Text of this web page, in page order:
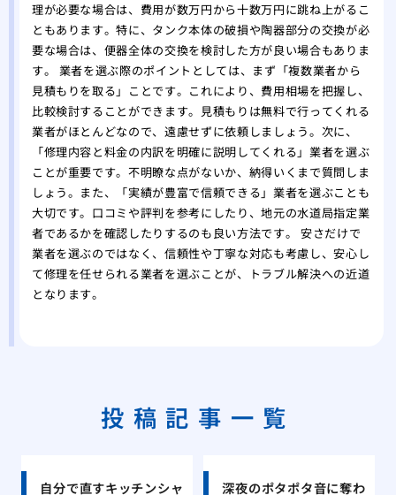
理が必要な場合は、費用が数万円から十数万円に跳ね上がるこ
ともあります。特に、タンク本体の破損や陶器部分の交換が必
要な場合は、便器全体の交換を検討した方が良い場合もありま
す。 業者を選ぶ際のポイントとしては、まず「複数業者から
見積もりを取る」ことです。これにより、費用相場を把握し、
比較検討することができます。見積もりは無料で行ってくれる
業者がほとんどなので、遠慮せずに依頼しましょう。次に、
「修理内容と料金の内訳を明確に説明してくれる」業者を選ぶ
ことが重要です。不明瞭な点がないか、納得いくまで質問しま
しょう。また、「実績が豊富で信頼できる」業者を選ぶことも
大切です。口コミや評判を参考にしたり、地元の水道局指定業
者であるかを確認したりするのも良い方法です。 安さだけで
業者を選ぶのではなく、信頼性や丁寧な対応も考慮し、安心し
て修理を任せられる業者を選ぶことが、トラブル解決への近道
となります。
投稿記事一覧
自分で直すキッチンシャ
深夜のポタポタ音に奪わ